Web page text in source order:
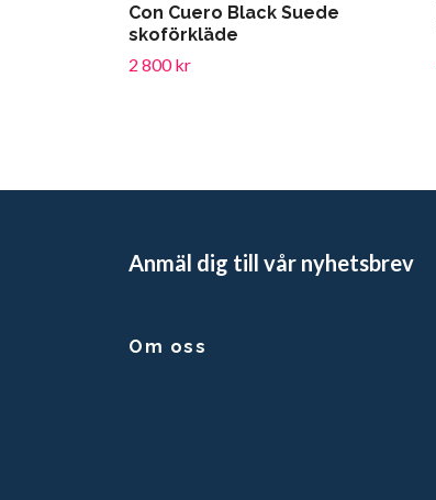
Con Cuero Black Suede
skoförkläde
2 800 kr
Anmäl dig till vår nyhetsbrev
Om oss